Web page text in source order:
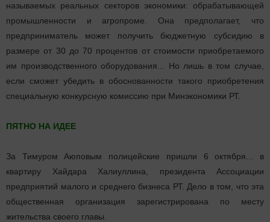
называемых реальных секторов экономики: обрабатывающей
промышленности и агропроме. Она предполагает, что
предприниматель может получить бюджетную субсидию в
размере от 30 до 70 процентов от стоимости приобретаемого
им производственного оборудования... Но лишь в том случае,
если сможет убедить в обоснованности такого приобретения
специальную конкурсную комиссию при Минэкономики РТ.
ПЯТНО НА ИДЕЕ
За Тимуром Аюповым полицейские пришли 6 октября... в
квартиру Хайдара Халиуллина, президента Ассоциации
предприятий малого и среднего бизнеса РТ. Дело в том, что эта
общественная организация зарегистрирована по месту
жительства своего главы.